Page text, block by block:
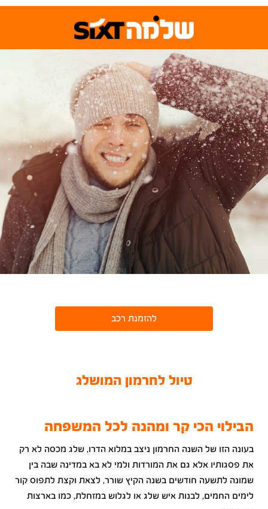
להזמנת רכב
טיול לחרמון המושלג
הבילוי הכי קר ומהנה לכל המשפחה
בעונה הזו של השנה החרמון ניצב במלוא הדרו, שלג מכסה לא רק
את פסגותיו אלא גם את המורדות ולמי לא בא במדינה שבה בין
שמונה לתשעה חודשים בשנה הקיץ שורר, לצאת וקצת לתפוס קור
לימים החמים, לבנות איש שלג או לגלוש במזחלת, כמו בארצות